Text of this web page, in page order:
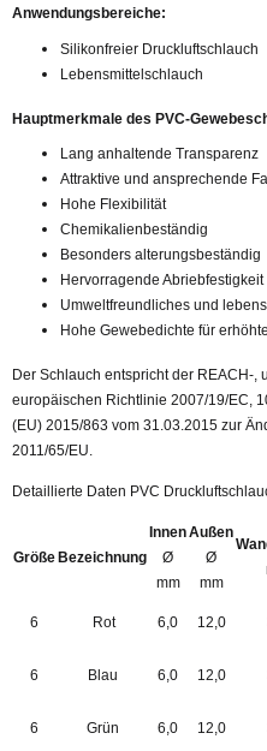
Anwendungsbereiche:
Silikonfreier Druckluftschlauch
Lebensmittelschlauch
Hauptmerkmale des PVC-
Lang anhaltende Transparenz
Attraktive und ansprechende
Hohe Flexibilität
Chemikalienbeständig
Besonders alterungsbeständig
Hervorragende Abriebfestigkeit
Umweltfreundliches und
Hohe Gewebedichte für
Der Schlauch entspricht der REACH-,
europäischen Richtlinie 2007/19/EC,
(EU) 2015/863 vom 31.03.2015 zur
2011/65/EU.
Detaillierte Daten PVC
GrößeBezeichnung
Innen
Ø
mm
Außen
Ø
mm
6 Rot 6,0 12,0
6 Blau 6,0 12,0
6 Grün 6,0 12,0